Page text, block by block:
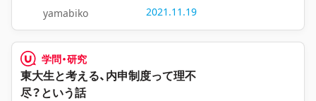
yamabiko 2021.11.19
学問・研究
東大生と考える、内申制度って理不
尽？という話